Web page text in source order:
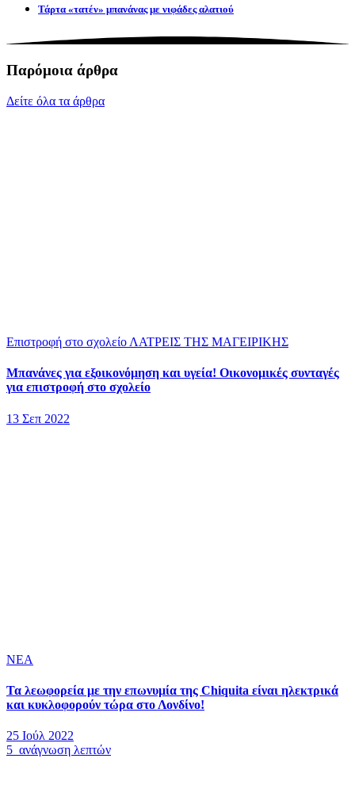
Τάρτα «τατέν» μπανάνας με νιφάδες αλατιού
Παρόμοια άρθρα
Δείτε όλα τα άρθρα
Επιστροφή στο σχολείο ΛΑΤΡΕΙΣ ΤΗΣ ΜΑΓΕΙΡΙΚΗΣ
Μπανάνες για εξοικονόμηση και υγεία! Οικονομικές συνταγές
για επιστροφή στο σχολείο
13 Σεπ 2022
ΝΕΑ
Τα λεωφορεία με την επωνυμία της Chiquita είναι ηλεκτρικά
και κυκλοφορούν τώρα στο Λονδίνο!
25 Ιούλ 2022
5 ανάγνωση λεπτών